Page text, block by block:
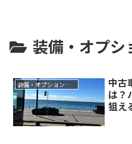
装備・オプシ
装備・オプション・用途
中古
は？
狙え